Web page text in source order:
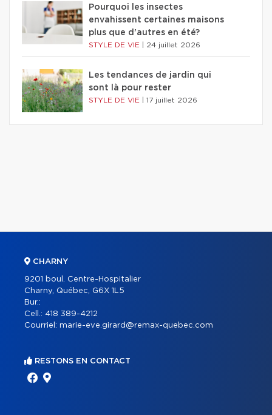
Pourquoi les insectes
envahissent certaines maisons
plus que d'autres en été?
STYLE DE VIE 24 juillet 2026
Les tendances de jardin qui
sont là pour rester
STYLE DE VIE 17 juillet 2026
CHARNY
9201 boul. Centre-Hospitalier
Charny, Québec, G6X 1L5
Bur.:
Cell.: 418 389-4212
Courriel: marie-eve.girard@remax-quebec.com
RESTONS EN CONTACT